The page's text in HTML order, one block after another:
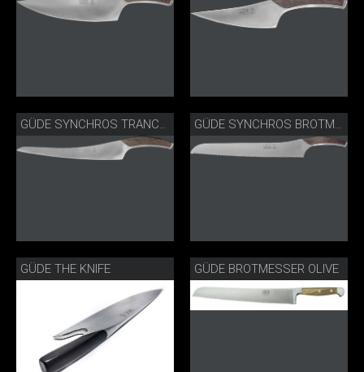
GÜDE SYNCHROS TRANCHIERMESSER S765-26 GÜDE SYNCHROS BROTMESSER S431-32
GÜDE THE KNIFE GÜDE BROTMESSER OLIVE